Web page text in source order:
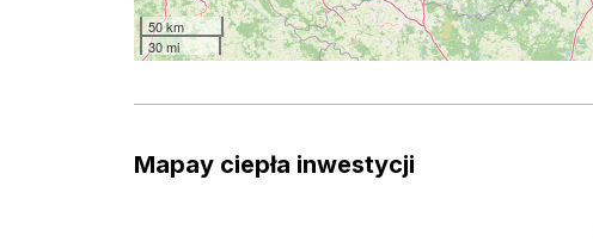
50 km
30 mi
Mapay ciepła inwestycji